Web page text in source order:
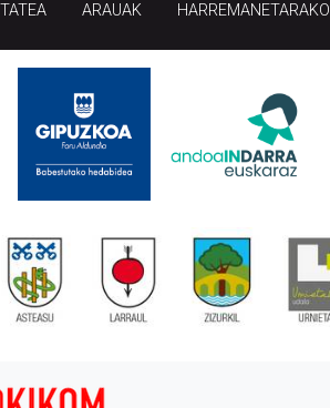
ARAUAK HARREMANETARAKO